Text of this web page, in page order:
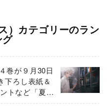
）カテゴリーのラン
グ
巻が９月30日
ろし表紙＆
トなど「夏の
！